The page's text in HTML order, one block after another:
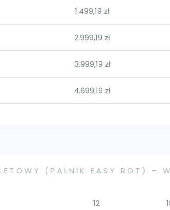
1.499,19 zł
2.999,19 zł
3.999,19 zł
4.699,19 zł
(PALNIK EASY ROT) –
12